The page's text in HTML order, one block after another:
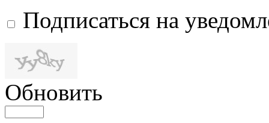
Подписаться на
Обновить